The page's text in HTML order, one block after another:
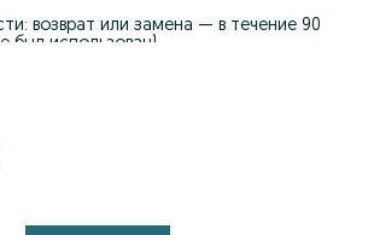
возврат или замена — в течение 90
был использован).
поставщиком автозапчастей для
цены.
и под заказ.
на последующие покупки.